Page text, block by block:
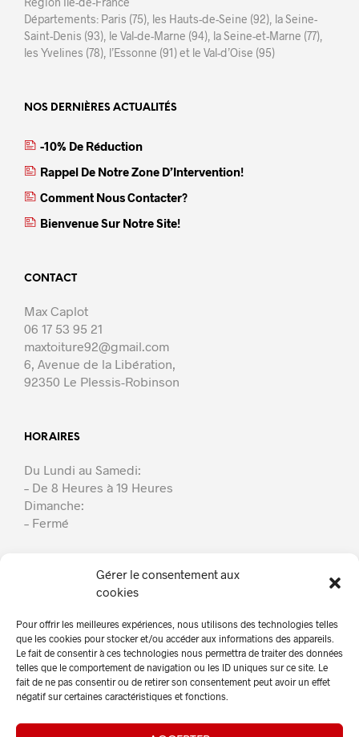
Gérer le consentement aux
cookies
Pour offrir les meilleures expériences, nous utilisons des technologies telles
que les cookies pour stocker et/ou accéder aux informations des appareils.
Le fait de consentir à ces technologies nous permettra de traiter des données
telles que le comportement de navigation ou les ID uniques sur ce site. Le
fait de ne pas consentir ou de retirer son consentement peut avoir un effet
négatif sur certaines caractéristiques et fonctions.
Départements: Paris (75), les Hauts-de-Seine (92), la Seine-
Saint-Denis (93), le Val-de-Marne (94), la Seine-et-Marne (77),
les Yvelines (78), l’Essonne (91) et le Val-d’Oise (95)
NOS DERNIÈRES ACTUALITÉS
-10% De Réduction
Rappel De Notre Zone D’Intervention!
Comment Nous Contacter?
Bienvenue Sur Notre Site!
CONTACT
Max Caplot
06 17 53 95 21
maxtoiture92@gmail.com
6, Avenue de la Libération,
92350 Le Plessis-Robinson
HORAIRES
Du Lundi au Samedi:
– De 8 Heures à 19 Heures
Dimanche:
– Fermé
À Propos
Nos Services
En Photos!